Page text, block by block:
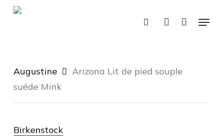
Skip
rechercheaccountMenu
Augustine
Arizona Lit de pied souple
suéde Mink
Birkenstock